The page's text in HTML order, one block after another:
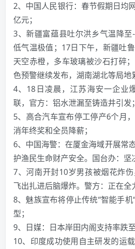
2、中国人民银行：春节假期日均
亿元；
3、新疆富蕴县吐尔洪乡气温降
低气温极值；17日下午，新疆吐
天空赤橙，多车玻璃被沙石打碎
色预警继续发布，湖南湖北等局地
4、18日凌晨，江苏海安一企业
联，官方：铝水泄漏至铸造井引发；
5、高合汽车宣布停工停产6个月
消年终奖和全员降薪；
6、中国海警：在厦金海域开展常
护渔民生命财产安全。国台办：坚
7、河南开封10岁男孩被烟花炸
飞出扎进后脑爆炸。警方：正在全
8、魅族宣布将停止传统“智能手
型；
9、日媒：日本岸田内阁支持率跌至
10、印度成功使用自主研发的运